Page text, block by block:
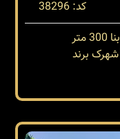
کد: 38296
بنا 300 متر
شهرک برند